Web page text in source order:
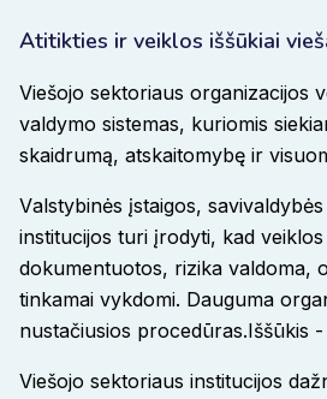
Atitikties ir veiklos iššūkiai
Viešojo sektoriaus organizacijos
valdymo sistemas, kuriomis
skaidrumą, atskaitomybę ir
Valstybinės įstaigos,
institucijos turi įrodyti, kad
dokumentuotos, rizika valdoma,
tinkamai vykdomi. Dauguma
nustačiusios procedūras.Iššūkis
Viešojo sektoriaus institucijos